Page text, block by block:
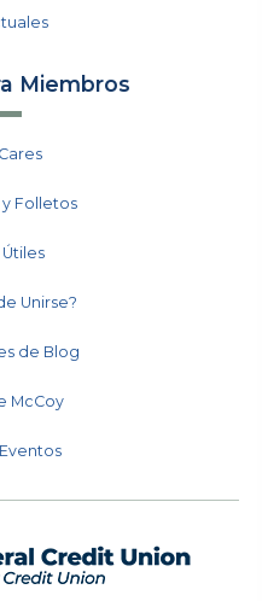
Miembros
Folletos
Unirse?
de Blog
McCoy